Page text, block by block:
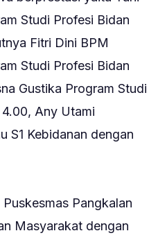
Studi Profesi Bidan
Fitri Dini BPM
Studi Profesi Bidan
Gustika Program Studi
Any Utami
S1 Kebidanan dengan
Pangkalan
Masyarakat dengan